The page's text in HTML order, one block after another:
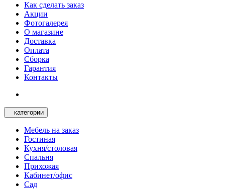
Как сделать заказ
Акции
Фотогалерея
О магазине
Доставка
Оплата
Сборка
Гарантия
Контакты
категории
Мебель на заказ
Гостиная
Кухня/столовая
Спальня
Прихожая
Кабинет/офис
Сад